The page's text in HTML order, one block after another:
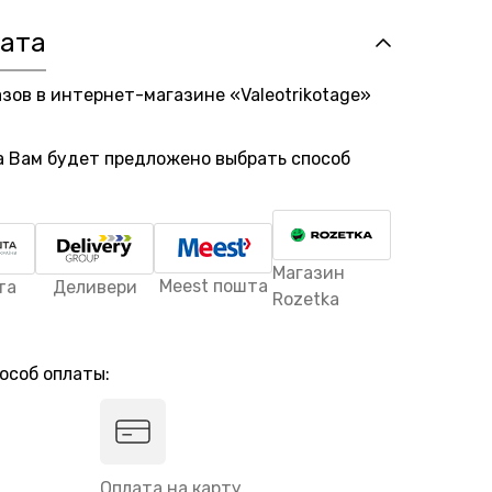
в интернет-магазине «Valeotrikotage»
Вам будет предложено выбрать способ
Деливери Meest пошта
Магазин
Rozetka
оплаты: